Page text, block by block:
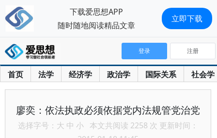
首页 法学 经济学 政治学 国际关系 社会学
登录 注册
廖奕：依法执政必须依据党内法规管党治党
选择字号： 大 中 小 本文共阅读 2258 次 更新时间：
下载爱思想APP
随时随地阅读精品文章
立即下载